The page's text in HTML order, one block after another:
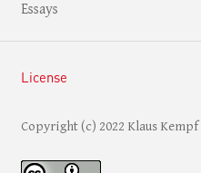
Essays
License
Copyright (c) 2022 Klaus Kempf